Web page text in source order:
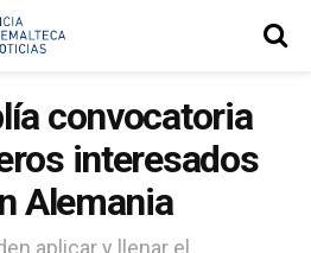
convocatoria
interesados
Alemania
aplicar y llenar el